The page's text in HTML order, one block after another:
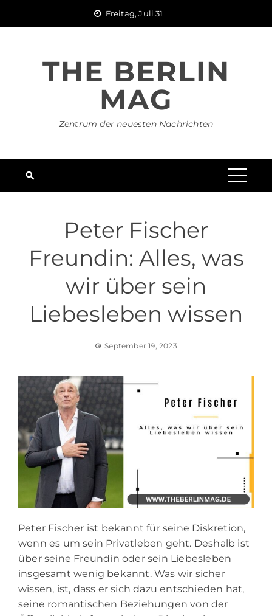
Freitag, Juli 31
THE BERLIN
MAG
Zentrum der neuesten Nachrichten
Peter Fischer
Freundin: Alles, was
wir über sein
Liebesleben wissen
September 19, 2023
Peter Fischer ist bekannt für seine Diskretion,
wenn es um sein Privatleben geht. Deshalb ist
über seine Freundin oder sein Liebesleben
insgesamt wenig bekannt. Was wir sicher
wissen, ist, dass er sich dazu entschieden hat,
seine romantischen Beziehungen von der